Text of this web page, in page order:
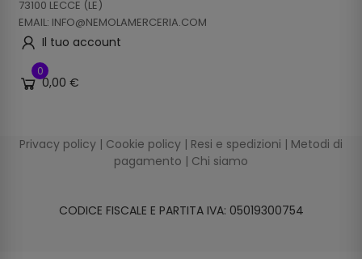
73100 LECCE (LE)
EMAIL: INFO@NEMOLAMERCERIA.COM
Il tuo account
0
0,00 €
Privacy policy | Cookie policy | Resi e spedizioni | Metodi di
pagamento | Chi siamo
CODICE FISCALE E PARTITA IVA: 05019300754